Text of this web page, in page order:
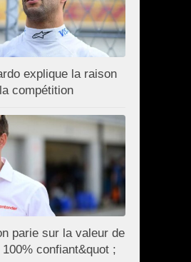
explique la raison
compétition
parie sur la valeur de
confiant&quot ;